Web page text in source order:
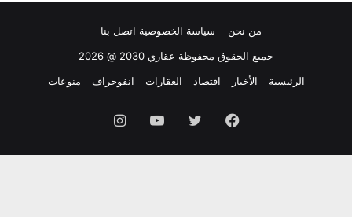
من نحن سياسة الخصوصية اتصل بنا
جميع الحقوق محفوظة عقاري 2030 @ 2026
الرئيسية
الأخبار اقتصاد العقارات انفوجراف منوعات
فيسبوك تويتر يوتيوب